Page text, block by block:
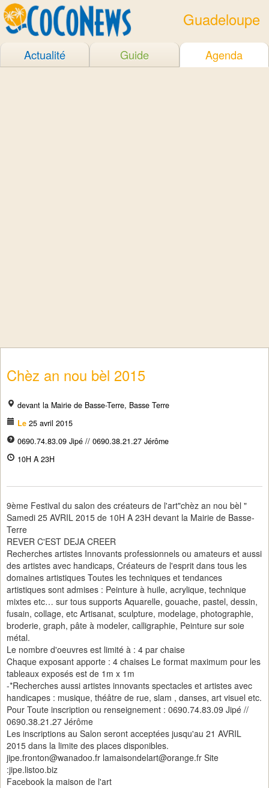
Guadeloupe
Actualité Guide Agenda
Chèz an nou bèl 2015
devant la Mairie de Basse-Terre, Basse Terre
Le 25 avril 2015
0690.74.83.09 Jipé // 0690.38.21.27 Jérôme
10H A 23H
9ème Festival du salon des créateurs de l'art"chèz an nou bèl "
Samedi 25 AVRIL 2015 de 10H A 23H devant la Mairie de Basse-
Terre
REVER C'EST DEJA CREER
Recherches artistes Innovants professionnels ou amateurs et aussi
des artistes avec handicaps, Créateurs de l'esprit dans tous les
domaines artistiques Toutes les techniques et tendances
artistiques sont admises : Peinture à huile, acrylique, technique
mixtes etc… sur tous supports Aquarelle, gouache, pastel, dessin,
fusain, collage, etc Artisanat, sculpture, modelage, photographie,
broderie, graph, pâte à modeler, calligraphie, Peinture sur soie
métal.
Le nombre d'oeuvres est limité à : 4 par chaise
Chaque exposant apporte : 4 chaises Le format maximum pour les
tableaux exposés est de 1m x 1m
-*Recherches aussi artistes innovants spectacles et artistes avec
handicapes : musique, théâtre de rue, slam , danses, art visuel etc.
Pour Toute inscription ou renseignement : 0690.74.83.09 Jipé //
0690.38.21.27 Jérôme
Les inscriptions au Salon seront acceptées jusqu'au 21 AVRIL
2015 dans la limite des places disponibles.
jipe.fronton@wanadoo.fr lamaisondelart@orange.fr Site
:jipe.listoo.biz
Facebook la maison de l'art